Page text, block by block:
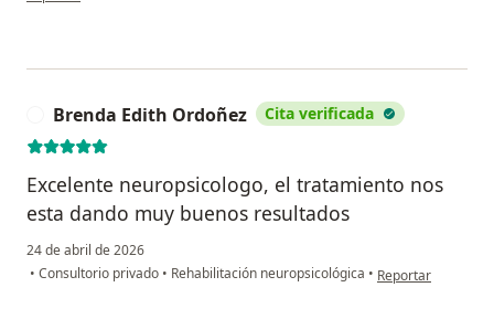
Brenda Edith Ordoñez Cita verificada
Excelente neuropsicologo, el tratamiento nos
esta dando muy buenos resultados
24 de abril de 2026
• Consultorio privado • Rehabilitación neuropsicológica • en opinión del
Reportar